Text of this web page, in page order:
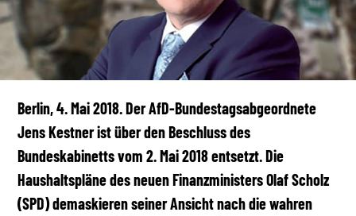
MEDIATHEK
Berlin, 4. Mai 2018. Der AfD-Bundestagsabgeordnete
Jens Kestner ist über den Beschluss des
Bundeskabinetts vom 2. Mai 2018 entsetzt. Die
Haushaltspläne des neuen Finanzministers Olaf Scholz
(SPD) demaskieren seiner Ansicht nach die wahren